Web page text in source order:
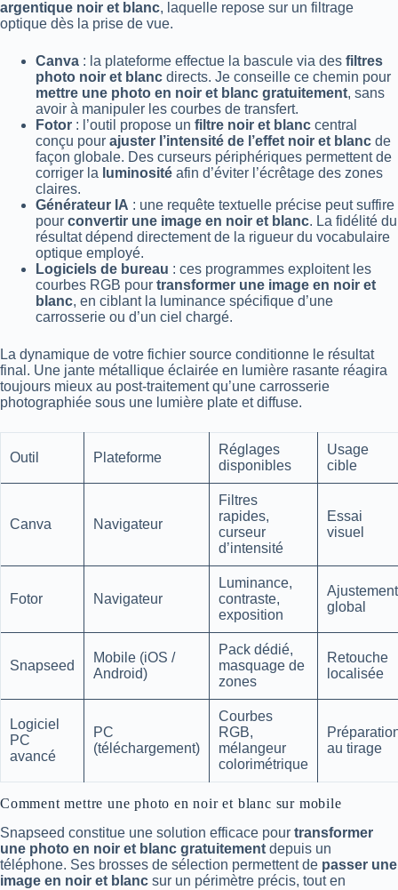
argentique noir et blanc, laquelle repose sur un filtrage
optique dès la prise de vue.
Canva : la plateforme effectue la bascule via des filtres
photo noir et blanc directs. Je conseille ce chemin pour
mettre une photo en noir et blanc gratuitement, sans
avoir à manipuler les courbes de transfert.
Fotor : l’outil propose un filtre noir et blanc central
conçu pour ajuster l’intensité de l’effet noir et blanc de
façon globale. Des curseurs périphériques permettent de
corriger la luminosité afin d’éviter l’écrêtage des zones
claires.
Générateur IA : une requête textuelle précise peut suffire
pour convertir une image en noir et blanc. La fidélité du
résultat dépend directement de la rigueur du vocabulaire
optique employé.
Logiciels de bureau : ces programmes exploitent les
courbes RGB pour transformer une image en noir et
blanc, en ciblant la luminance spécifique d’une
carrosserie ou d’un ciel chargé.
La dynamique de votre fichier source conditionne le résultat
final. Une jante métallique éclairée en lumière rasante réagira
toujours mieux au post-traitement qu’une carrosserie
photographiée sous une lumière plate et diffuse.
Outil Plateforme
Réglages
disponibles
Usage
cible
Canva Navigateur
Filtres
rapides,
curseur
d’intensité
Essai
visuel
Fotor Navigateur
Luminance,
contraste,
exposition
Ajustement
global
Snapseed
Mobile (iOS /
Android)
Pack dédié,
masquage de
zones
Retouche
localisée
Logiciel
PC
avancé
PC
(téléchargement)
Courbes
RGB,
mélangeur
colorimétrique
au tirage
Comment mettre une photo en noir et blanc sur mobile
Snapseed constitue une solution efficace pour transformer
une photo en noir et blanc gratuitement depuis un
téléphone. Ses brosses de sélection permettent de passer une
image en noir et blanc sur un périmètre précis, tout en